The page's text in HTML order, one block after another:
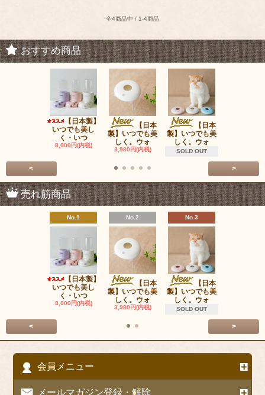
全4商品中 / 1-4商品
おすすめ商品
【日本製】
いつでも美し
く・いつ
8,000円(内税)
【日本
製】いつでも美
しく。ウォ
3,980円(内税)
【日本
製】いつでも美
しく。ウォ
SOLD OUT
< >
売れ筋商品
No.1
【日本製】
いつでも美し
く・いつ
8,000円(内税)
No.2
【日本
製】いつでも美
しく。ウォ
3,980円(内税)
No.3
【日本
製】いつでも美
しく。ウォ
SOLD OUT
< >
会員メニュー
メールマガジン登録・解除